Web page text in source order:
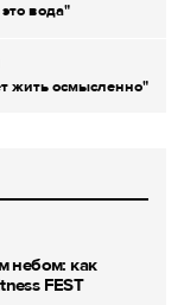
вода"
жить осмысленно"
небом: как
FEST